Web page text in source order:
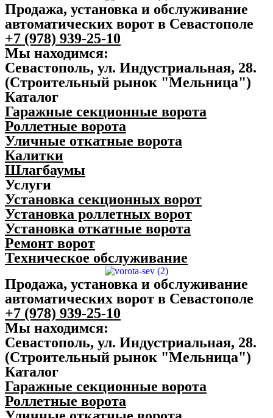
Продажа, установка и обслуживание
автоматических ворот в Севастополе
+7 (978) 939-25-10
Мы находимся:
Севастополь, ул. Индустриальная, 28.
(Строительный рынок "Мельница")
Каталог
Гаражные секционные ворота
Роллетные ворота
Уличные откатные ворота
Калитки
Шлагбаумы
Услуги
Установка секционных ворот
Установка роллетных ворот
Установка откатные ворота
Ремонт ворот
Техническое обслуживание
Продажа, установка и обслуживание
автоматических ворот в Севастополе
+7 (978) 939-25-10
Мы находимся:
Севастополь, ул. Индустриальная, 28.
(Строительный рынок "Мельница")
Каталог
Гаражные секционные ворота
Роллетные ворота